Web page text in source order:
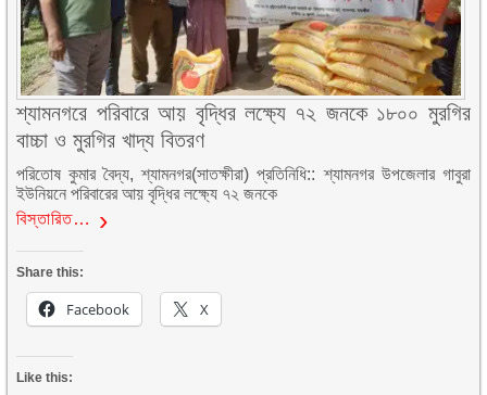
শ্যামনগরে পরিবারে আয় বৃদ্ধির লক্ষ্যে ৭২ জনকে ১৮০০ মুরগির
বাচ্চা ও মুরগির খাদ্য বিতরণ
পরিতোষ কুমার বৈদ্য, শ্যামনগর(সাতক্ষীরা) প্রতিনিধি:: শ্যামনগর উপজেলার গাবুরা
ইউনিয়নে পরিবারের আয় বৃদ্ধির লক্ষ্যে ৭২ জনকে
বিস্তারিত…
Share this:
Facebook X
Like this: